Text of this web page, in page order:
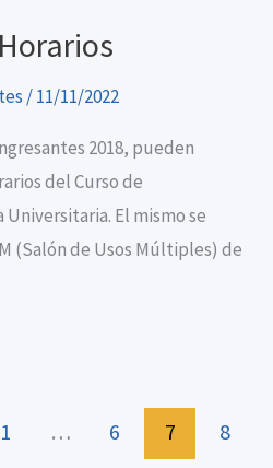
/11/11/2022
2018, pueden
del Curso de
El mismo se
(Salón de Usos Múltiples) de
1 … 6 7
8